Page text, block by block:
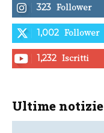
323 Follower
1,002 Follower
1,232 Iscritti
Ultime notizie